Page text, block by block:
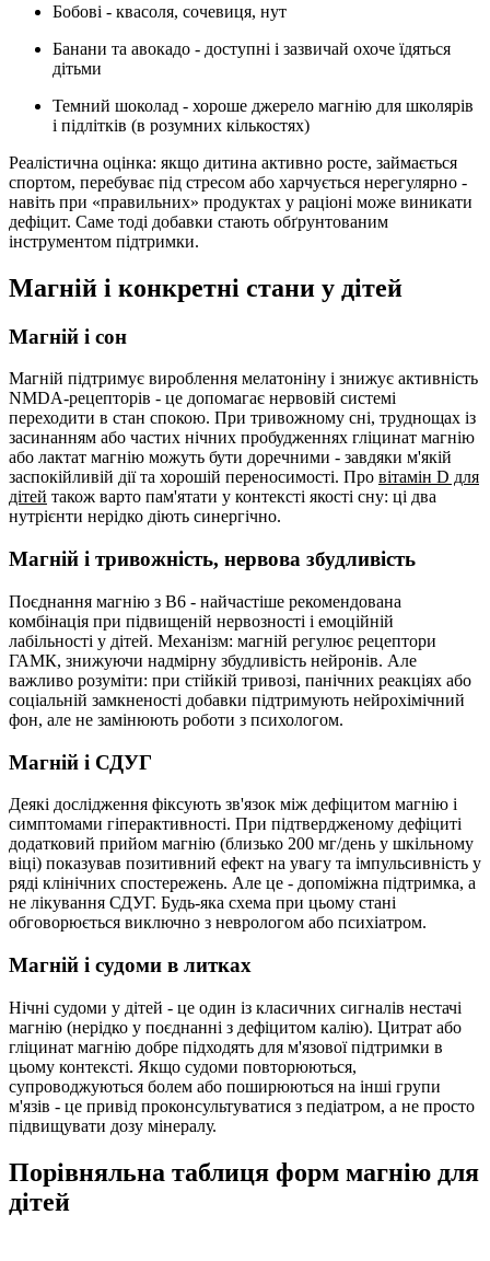
Бобові - квасоля, сочевиця, нут
Банани та авокадо - доступні і зазвичай охоче їдяться
дітьми
Темний шоколад - хороше джерело магнію для школярів
і підлітків (в розумних кількостях)
Реалістична оцінка: якщо дитина активно росте, займається
спортом, перебуває під стресом або харчується нерегулярно -
навіть при «правильних» продуктах у раціоні може виникати
дефіцит. Саме тоді добавки стають обґрунтованим
інструментом підтримки.
Магній і конкретні стани у дітей
Магній і сон
Магній підтримує вироблення мелатоніну і знижує активність
NMDA-рецепторів - це допомагає нервовій системі
переходити в стан спокою. При тривожному сні, труднощах із
засинанням або частих нічних пробудженнях гліцинат магнію
або лактат магнію можуть бути доречними - завдяки м'якій
заспокійливій дії та хорошій переносимості. Про вітамін D для
дітей також варто пам'ятати у контексті якості сну: ці два
нутрієнти нерідко діють синергічно.
Магній і тривожність, нервова збудливість
Поєднання магнію з B6 - найчастіше рекомендована
комбінація при підвищеній нервозності і емоційній
лабільності у дітей. Механізм: магній регулює рецептори
ГАМК, знижуючи надмірну збудливість нейронів. Але
важливо розуміти: при стійкій тривозі, панічних реакціях або
соціальній замкненості добавки підтримують нейрохімічний
фон, але не замінюють роботи з психологом.
Магній і СДУГ
Деякі дослідження фіксують зв'язок між дефіцитом магнію і
симптомами гіперактивності. При підтвердженому дефіциті
додатковий прийом магнію (близько 200 мг/день у шкільному
віці) показував позитивний ефект на увагу та імпульсивність у
ряді клінічних спостережень. Але це - допоміжна підтримка, а
не лікування СДУГ. Будь-яка схема при цьому стані
обговорюється виключно з неврологом або психіатром.
Магній і судоми в литках
Нічні судоми у дітей - це один із класичних сигналів нестачі
магнію (нерідко у поєднанні з дефіцитом калію). Цитрат або
гліцинат магнію добре підходять для м'язової підтримки в
цьому контексті. Якщо судоми повторюються,
супроводжуються болем або поширюються на інші групи
м'язів - це привід проконсультуватися з педіатром, а не просто
підвищувати дозу мінералу.
Порівняльна таблиця форм магнію для
дітей